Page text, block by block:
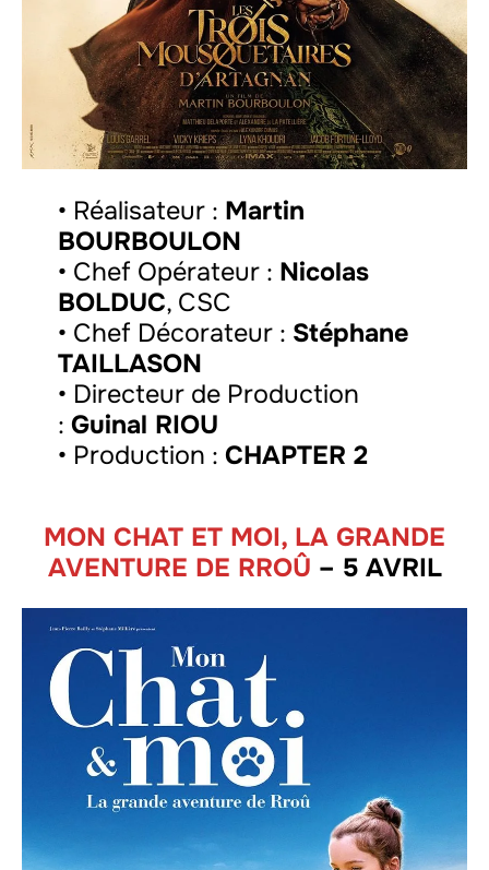
• Réalisateur : Martin
BOURBOULON
• Chef Opérateur : Nicolas
BOLDUC, CSC
• Chef Décorateur : Stéphane
TAILLASON
• Directeur de Production
: Guinal RIOU
• Production : CHAPTER 2
MON CHAT ET MOI, LA GRANDE
AVENTURE DE RROÛ – 5 AVRIL